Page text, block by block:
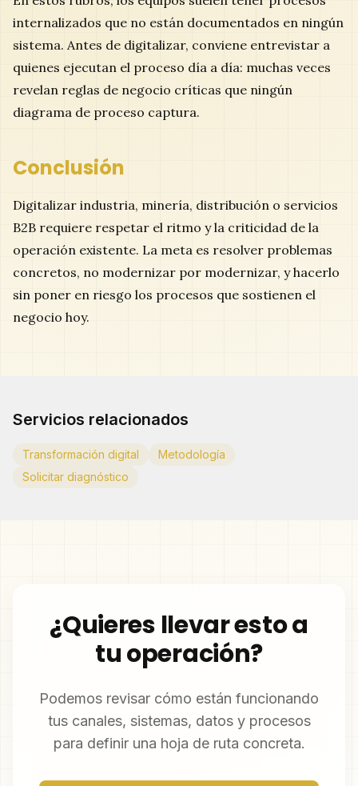
internalizados que no están documentados en ningún
sistema. Antes de digitalizar, conviene entrevistar a
quienes ejecutan el proceso día a día: muchas veces
revelan reglas de negocio críticas que ningún
diagrama de proceso captura.
Conclusión
Digitalizar industria, minería, distribución o servicios
B2B requiere respetar el ritmo y la criticidad de la
operación existente. La meta es resolver problemas
concretos, no modernizar por modernizar, y hacerlo
sin poner en riesgo los procesos que sostienen el
negocio hoy.
Servicios relacionados
Transformación digital
Metodología
Solicitar diagnóstico
¿Quieres llevar esto a
tu operación?
Podemos revisar cómo están funcionando
tus canales, sistemas, datos y procesos
para definir una hoja de ruta concreta.